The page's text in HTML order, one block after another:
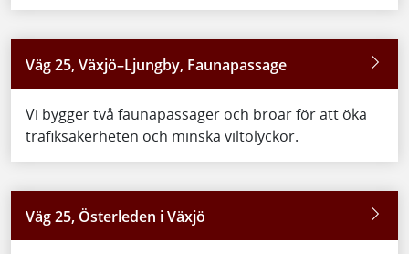
Väg 25, Växjö–Ljungby, Faunapassage
Vi bygger två faunapassager och broar för att öka
trafiksäkerheten och minska viltolyckor.
Väg 25, Österleden i Växjö